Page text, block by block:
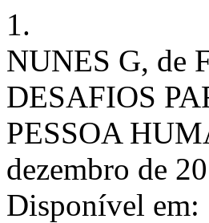
1.
NUNES G, de
DESAFIOS
PESSOA
dezembro de
Disponível em: